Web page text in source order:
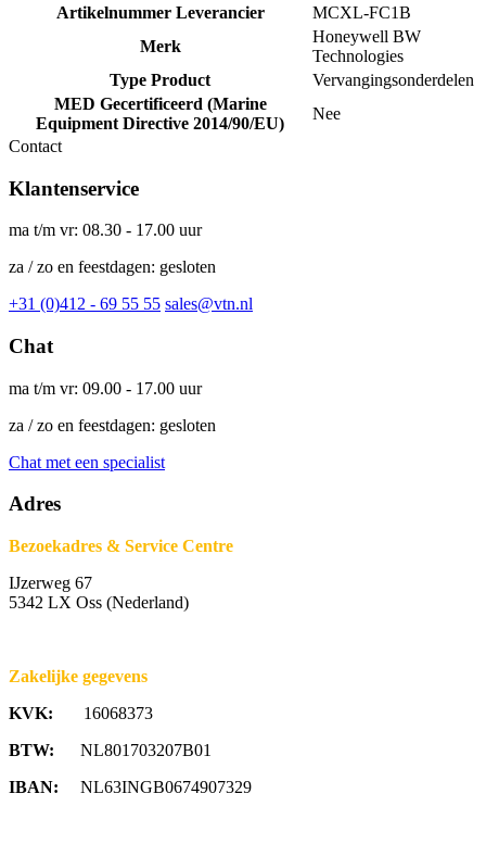
Artikelnummer Leverancier
MCXL-FC1B
Merk
Honeywell BW
Technologies
Type Product
Vervangingsonderdelen
MED Gecertificeerd (Marine
Equipment Directive 2014/90/EU)
Nee
Contact
Klantenservice
ma t/m vr: 08.30 - 17.00 uur
za / zo en feestdagen: gesloten
+31 (0)412 - 69 55 55 sales@vtn.nl
Chat
ma t/m vr: 09.00 - 17.00 uur
za / zo en feestdagen: gesloten
Chat met een specialist
Adres
Bezoekadres & Service Centre
IJzerweg 67
5342 LX Oss (Nederland)
Zakelijke gegevens
KVK: 16068373
BTW: NL801703207B01
IBAN: NL63INGB0674907329